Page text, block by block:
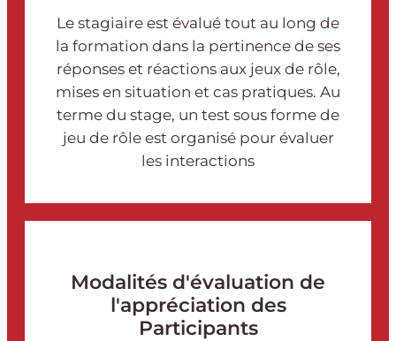
Le stagiaire est évalué tout au long de
la formation dans la pertinence de ses
réponses et réactions aux jeux de rôle,
mises en situation et cas pratiques. Au
terme du stage, un test sous forme de
jeu de rôle est organisé pour évaluer
les interactions
Modalités d'évaluation de
l'appréciation des
Participants